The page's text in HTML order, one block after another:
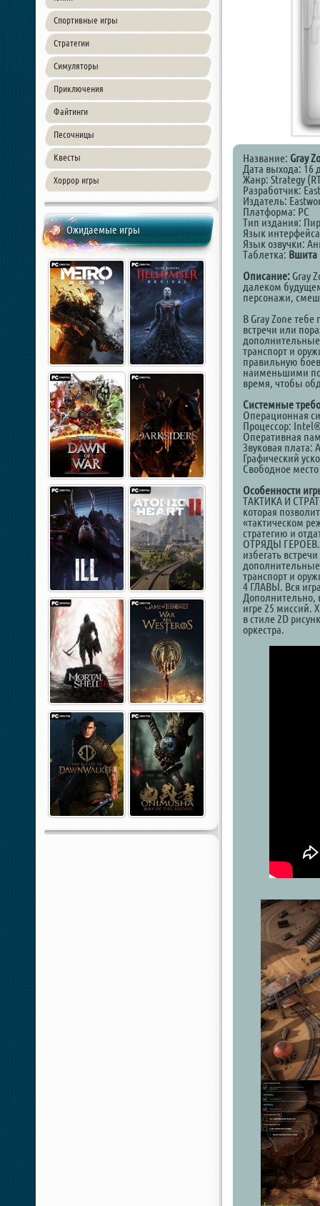
Спортивные игры
Стратегии
Симуляторы
Приключения
Файтинги
Песочницы
Квесты
Хоррор игры
Ожидаемые игры
Название: Gray
Дата выхода: 16
Жанр: Strategy
Разработчик:
Издатель:
Платформа: PC
Тип издания:
Язык
Язык озвучки:
Таблетка: Вшита
Описание: Gray
далеком
персонажи,
В Gray Zone тебе
встречи или
транспорт и
правильную
наименьшими
время, чтобы
Системные
Операционная
Процессор:
Оперативная
Звуковая плата:
Графический
Свободное
Особенности
ТАКТИКА И
которая
«тактическом
стратегию и
ОТРЯДЫ ГЕРОЕВ.
избегать
транспорт и
4 ГЛАВЫ. Вся
Дополнительно,
игре 25 миссий.
в стиле 2D
оркестра.